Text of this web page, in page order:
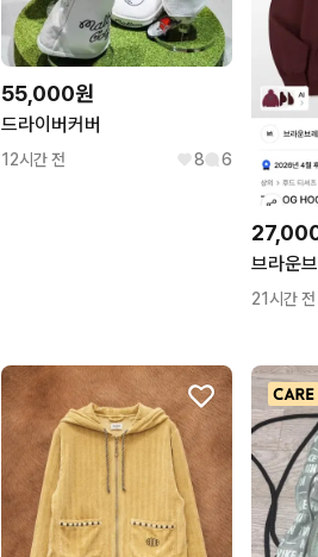
55,000원
드라이버커버
12시간 전 8 6
브라운
21시간 전